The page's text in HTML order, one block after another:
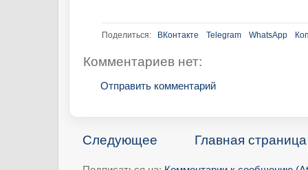
Поделиться: ВКонтакте Telegram WhatsApp
Комментариев нет:
Отправить комментарий
Следующее Главная страница